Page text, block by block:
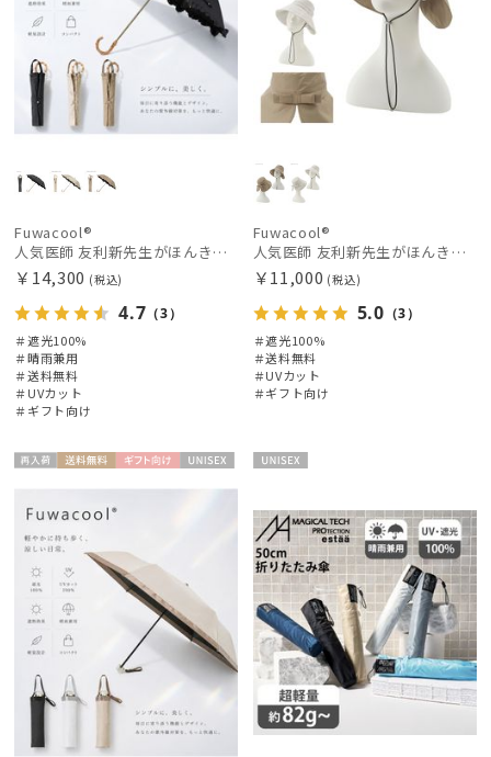
絞り込み
レディース メンズ キッズ
カテゴリー
ブランド
傘機能
Fuwacool®
人気医師 友利新先生がほんきで作った”絶対に忘れない誰でも日傘” エレガント派のバンブーフリル【晴雨兼用日傘】フワクール® (Fuwacool®) 雨の日OK 軽量 遮光100% UV100％
￥14,300 (税込)
4.7 （3）
＃遮光100%
＃晴雨兼用
＃送料無料
＃UVカット
＃ギフト向け
Fuwacool®
人気医師 友利新先生がほんきでつくったUVカット100％帽子【遮光100％帽子】フワクール® (Fuwacool®) リボンクロッシェ
￥11,000 (税込)
5.0 （3）
＃遮光100%
＃送料無料
＃UVカット
＃ギフト向け
荷
向け